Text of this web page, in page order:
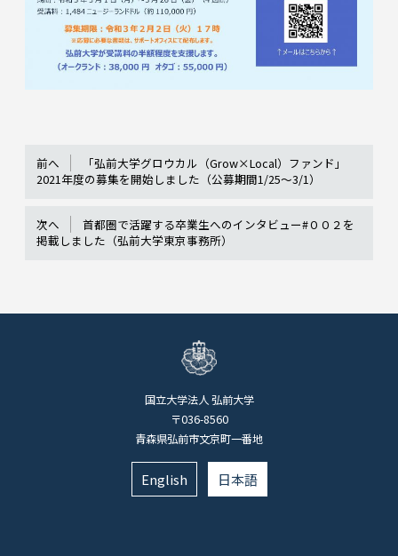
前へ
「弘前大学グロウカル（Grow×Local）ファンド」
2021年度の募集を開始しました（公募期間1/25～3/1）
次へ
首都圏で活躍する卒業生へのインタビュー#００２を
掲載しました（弘前大学東京事務所）
国立大学法人 弘前大学
〒036-8560
青森県弘前市文京町一番地
English 日本語